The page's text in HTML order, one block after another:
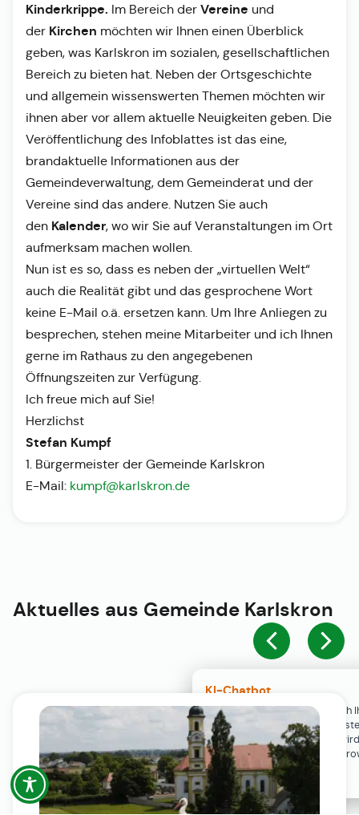
KI-Chatbot
Der KI-Chatbot steht erst nach
Einwilligung in den Cookie-
Verfügung. Der Chat-Verlauf
ausschließlich lokal in Ihrem
gespeichert.
Kinderkrippe. Im Bereich der Vereine und
der Kirchen möchten wir Ihnen einen Überblick
geben, was Karlskron im sozialen, gesellschaftlichen
Bereich zu bieten hat. Neben der Ortsgeschichte
und allgemein wissenswerten Themen möchten wir
ihnen aber vor allem aktuelle Neuigkeiten geben. Die
Veröffentlichung des Infoblattes ist das eine,
brandaktuelle Informationen aus der
Gemeindeverwaltung, dem Gemeinderat und der
Vereine sind das andere. Nutzen Sie auch
den Kalender, wo wir Sie auf Veranstaltungen im Ort
aufmerksam machen wollen.
Nun ist es so, dass es neben der „virtuellen Welt“
auch die Realität gibt und das gesprochene Wort
keine E-Mail o.ä. ersetzen kann. Um Ihre Anliegen zu
besprechen, stehen meine Mitarbeiter und ich Ihnen
gerne im Rathaus zu den angegebenen
Öffnungszeiten zur Verfügung.
Ich freue mich auf Sie!
Herzlichst
Stefan Kumpf
1. Bürgermeister der Gemeinde Karlskron
E-Mail: kumpf@karlskron.de
Aktuelles aus Gemeinde Karlskron